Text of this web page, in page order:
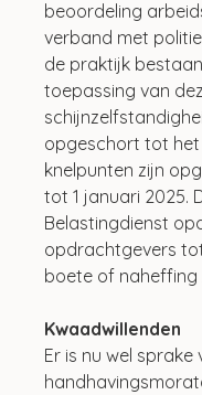
beoordeling
verband met
de praktijk
toepassing van
opgeschort tot
knelpunten zijn
tot 1 januari 2025.
Belastingdienst
opdrachtgevers
boete of naheffing
Kwaadwillenden
Er is nu wel